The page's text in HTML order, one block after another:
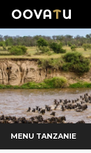
MENU TANZANIE